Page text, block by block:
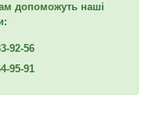
допоможуть наші
92-56
95-91